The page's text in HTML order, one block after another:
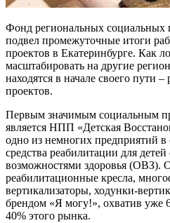
Фонд региональных социальных
подвел промежуточные итоги
проектов в Екатеринбурге. Как
масштабировать на другие
находятся в начале своего пути
проектов.
Первым значимым социальным
является НПП «Детская
одно из немногих предприятий в
средства реабилитации для
возможностями здоровья (ОВЗ).
реабилитационные кресла,
вертикализаторы, ходунки-
брендом «Я могу!», охватив уже
40% этого рынка.